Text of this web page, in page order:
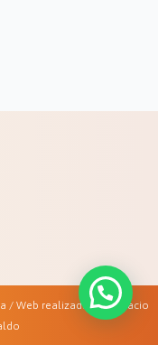
/ Web realizada por Palacio